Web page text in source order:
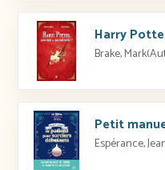
Harry
Brake,
Espérance,